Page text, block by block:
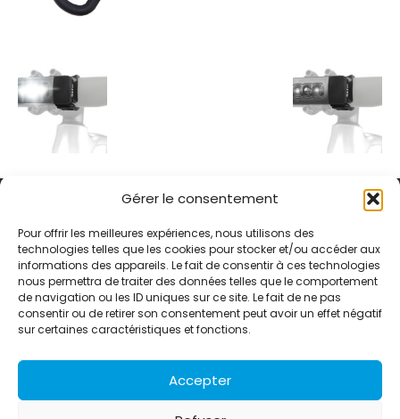
Gérer le consentement
Pour offrir les meilleures expériences, nous utilisons des
technologies telles que les cookies pour stocker et/ou accéder aux
informations des appareils. Le fait de consentir à ces technologies
nous permettra de traiter des données telles que le comportement
de navigation ou les ID uniques sur ce site. Le fait de ne pas
consentir ou de retirer son consentement peut avoir un effet négatif
sur certaines caractéristiques et fonctions.
Accepter
Alternative Média est une agence de relations presse et de
relations publiques basée à Grenoble. Depuis 1995, elle conçoit et
pilote des stratégies de visibilité en France et à l’international
grâce à un réseau d’agences partenaires.